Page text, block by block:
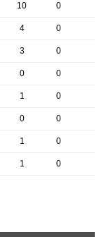
10 0
4 0
3 0
0 0
1 0
0 0
1 0
1 0